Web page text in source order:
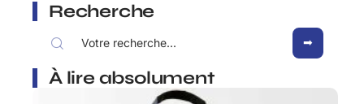
Recherche
À lire absolument